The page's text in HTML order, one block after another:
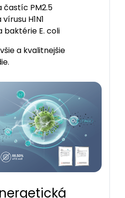
častíc PM2.5
H1N1
baktérie E. coli
a kvalitnejšie